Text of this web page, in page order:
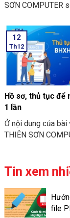
SƠN COMPUTER
hướng dẫn xem
điện thoại để theo
giản.
12
Th12
Hồ sơ, thủ tục để
1 lần
Ở nội dung của bài
THIÊN SƠN
lần là gồm những
Tin xem
file